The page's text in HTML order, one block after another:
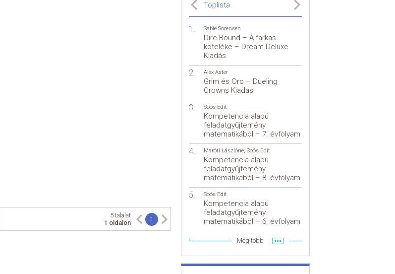
1
5 találat
1 oldalon
Toplista
Sable Sorensen
Dire Bound – A farkas
köteléke – Dream Deluxe
Kiadás
Alex Aster
Grim és Oro – Dueling
Crowns Kiadás
Soós Edit
Kompetencia alapú
feladatgyűjtemény
matematikából – 7. évfolyam
Maróti Lászlóné, Soós Edit
Kompetencia alapú
feladatgyűjtemény
matematikából – 8. évfolyam
Soós Edit
Kompetencia alapú
feladatgyűjtemény
matematikából – 6. évfolyam
Még több